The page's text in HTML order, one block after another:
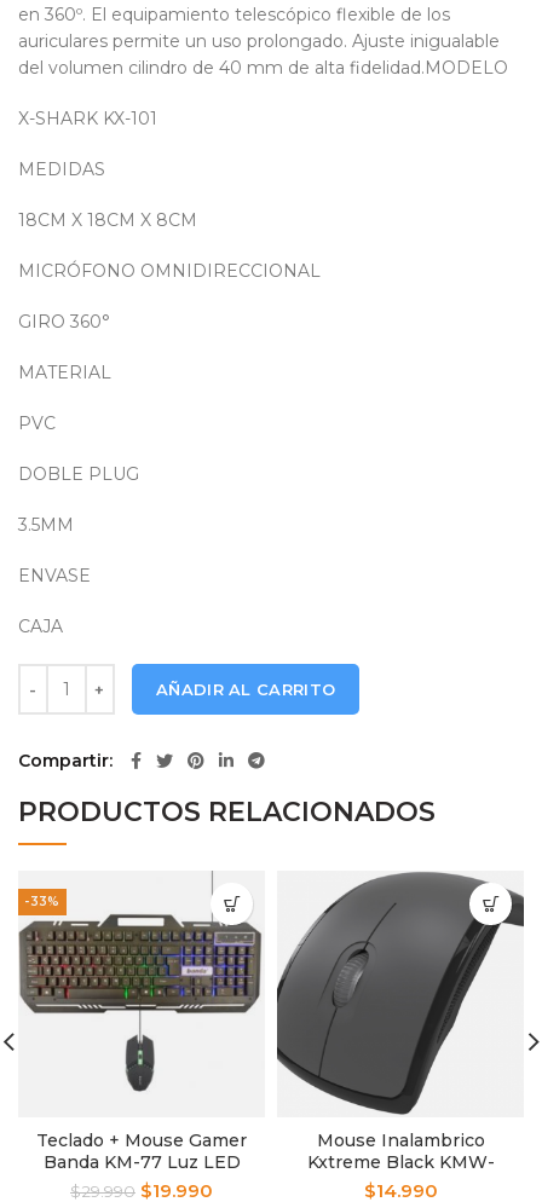
en 360º. El equipamiento telescópico flexible de los
auriculares permite un uso prolongado. Ajuste inigualable
del volumen cilindro de 40 mm de alta fidelidad.MODELO
X-SHARK KX-101
MEDIDAS
18CM X 18CM X 8CM
MICRÓFONO OMNIDIRECCIONAL
GIRO 360°
MATERIAL
PVC
DOBLE PLUG
3.5MM
ENVASE
CAJA
Audifono Multimedia Gamer Xshark KX101 cantidad
AÑADIR AL CARRITO
Compartir
PRODUCTOS RELACIONADOS
-33%
Teclado + Mouse Gamer
Banda KM-77 Luz LED
$29.990 $19.990
Mouse Inalambrico
Kxtreme Black KMW-
375BK
$14.990